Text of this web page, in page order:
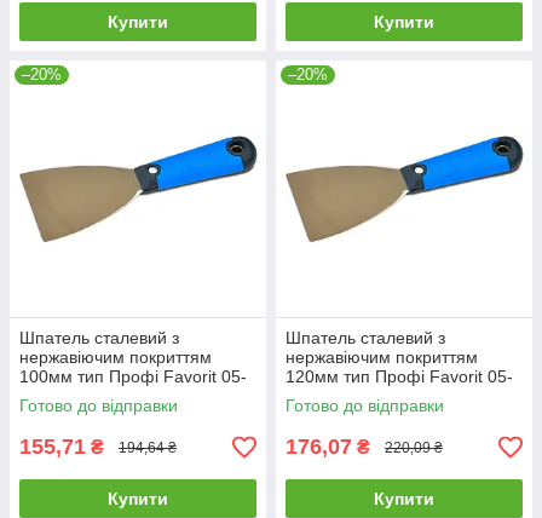
Купити Купити
–20%
Шпатель сталевий з
нержавіючим покриттям
100мм тип Профі Favorit 05-
185 |штукатурний малярний
Шпатель стальной с
Готово до відправки
155,71 ₴ 194,64 ₴
Купити
–20%
Шпатель сталевий з
нержавіючим покриттям
120мм тип Профі Favorit 05-
186 |штукатурний малярний
Шпатель стальной с
Готово до відправки
176,07 ₴ 220,09 ₴
Купити